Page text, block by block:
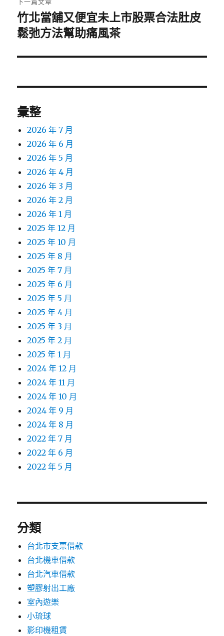
下
一
文
竹北當舖又便宜未上市股票合法肚皮
鬆弛方法幫助痛風茶
彙整
2026 年 7 月
2026 年 6 月
2026 年 5 月
2026 年 4 月
2026 年 3 月
2026 年 2 月
2026 年 1 月
2025 年 12 月
2025 年 10 月
2025 年 8 月
2025 年 7 月
2025 年 6 月
2025 年 5 月
2025 年 4 月
2025 年 3 月
2025 年 2 月
2025 年 1 月
2024 年 12 月
2024 年 11 月
2024 年 10 月
2024 年 9 月
2024 年 8 月
2022 年 7 月
2022 年 6 月
2022 年 5 月
分類
台北市支票借款
台北機車借款
台北汽車借款
塑膠射出工廠
室內遊樂
小琉球
影印機租賃